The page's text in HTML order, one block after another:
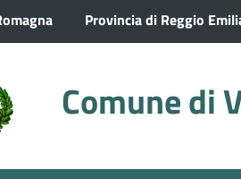
Provincia di Reggio
Comune di